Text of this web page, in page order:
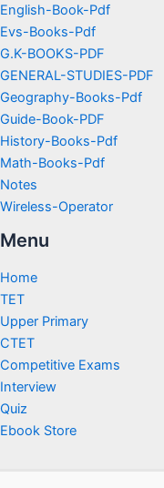
English-Book-Pdf
Evs-Books-Pdf
G.K-BOOKS-PDF
GENERAL-STUDIES-PDF
Geography-Books-Pdf
Guide-Book-PDF
History-Books-Pdf
Math-Books-Pdf
Notes
Wireless-Operator
Menu
Home
TET
Upper Primary
CTET
Competitive Exams
Interview
Quiz
Ebook Store